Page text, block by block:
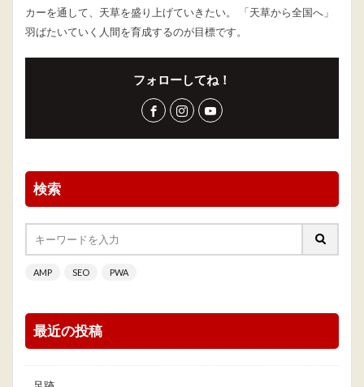
カーを通して、天草を盛り上げていきたい。 「天草から全国へ」
羽ばたいていく人間を育成するのが目標です。
フォローしてね！
検索
AMP SEO PWA
最近の投稿